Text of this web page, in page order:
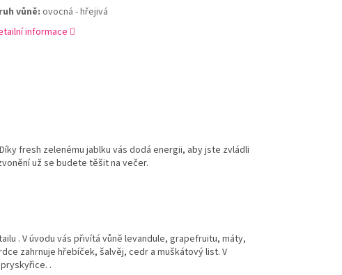
vůně: ovocná - hřejivá
informace
fresh zelenému jablku vás dodá energii, aby jste zvládli
už se budete těšit na večer.
. V úvodu vás přivítá vůně levandule, grapefruitu, máty,
zahrnuje hřebíček, šalvěj, cedr a muškátový list. V
.